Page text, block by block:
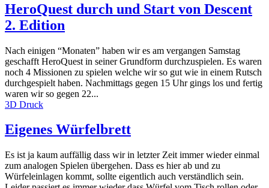
HeroQuest durch und Start von Descent
2. Edition
Nach einigen “Monaten” haben wir es am vergangen Samstag
geschafft HeroQuest in seiner Grundform durchzuspielen. Es waren
noch 4 Missionen zu spielen welche wir so gut wie in einem Rutsch
durchgespielt haben. Nachmittags gegen 15 Uhr gings los und fertig
waren wir so gegen 22...
3D Druck
Eigenes Würfelbrett
Es ist ja kaum auffällig dass wir in letzter Zeit immer wieder einmal
zum analogen Spielen übergehen. Dass es hier ab und zu
Würfeleinlagen kommt, sollte eigentlich auch verständlich sein.